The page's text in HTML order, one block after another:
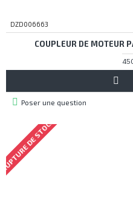
DZD006663
COUPLEUR DE MOTEUR
Poser une question
DE STOCK